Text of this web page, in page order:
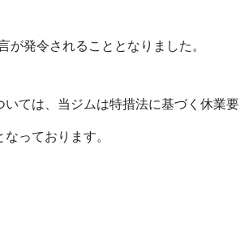
発令されることとなりました。
ては、当ジムは特措法に基づく休業要
っております。